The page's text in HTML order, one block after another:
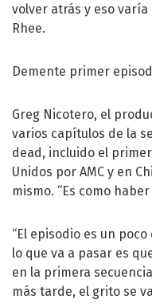
volver atrás y eso varía
Rhee.
Demente primer
Greg Nicotero, el
varios capítulos de la
dead, incluido el
Unidos por AMC y en
mismo. “Es como
“El episodio es un poco
lo que va a pasar es
en la primera
más tarde, el grito se